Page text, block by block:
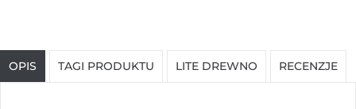
OPIS TAGI PRODUKTU LITE DREWNO RECENZJE